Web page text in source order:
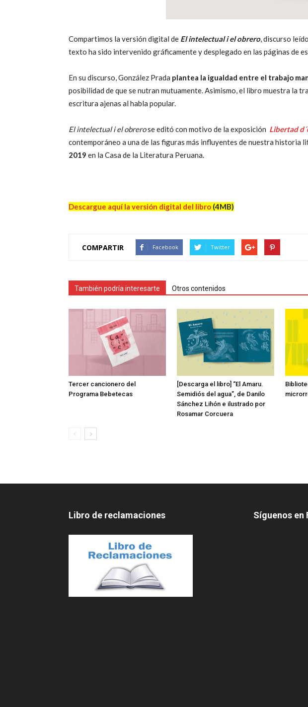
Compartimos la versión digital de El intelectual i el obrero, discurso
texto ha sido intervenido gráficamente y desplegado en las páginas de
En su discurso, González Prada plantea la igualdad entre el trabajo
posibilidad de que se nutran mutuamente. Asimismo, el libro muestra la
escritura ajenas al habla popular.
El intelectual i el obrerose editó con motivo de la exposición Libertad
contemporáneo a una de las figuras más influyentes de nuestra historia
2019 en la Casa de la Literatura Peruana.
Descargue aquí la versión digital del libro (4MB)
COMPARTIR Facebook Twitter
También podría interesarte Otros contenidos
Tercer cancionero del
Programa Bebetecas
[Descarga el libro] “El Amaru.
Semidiós del agua”, de Danilo
Sánchez Lihón e ilustrado por
Rosamar Corcuera
Libro de reclamaciones Síguenos en